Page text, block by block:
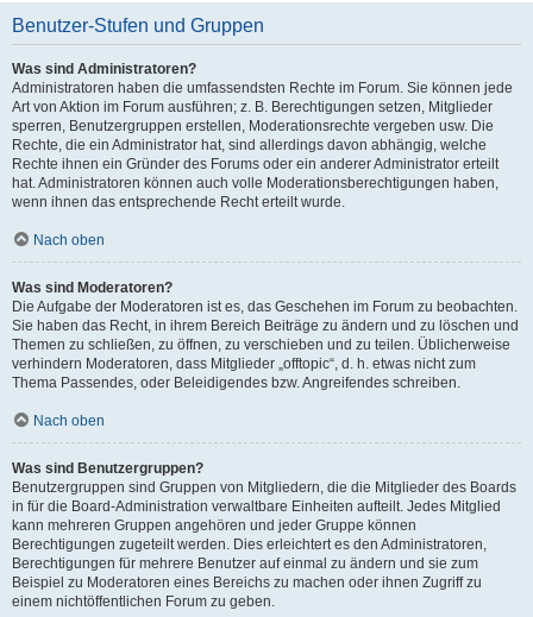
Benutzer-Stufen und Gruppen
Was sind Administratoren?
Administratoren haben die umfassendsten Rechte im Forum. Sie können jede
Art von Aktion im Forum ausführen; z. B. Berechtigungen setzen, Mitglieder
sperren, Benutzergruppen erstellen, Moderationsrechte vergeben usw. Die
Rechte, die ein Administrator hat, sind allerdings davon abhängig, welche
Rechte ihnen ein Gründer des Forums oder ein anderer Administrator erteilt
hat. Administratoren können auch volle Moderationsberechtigungen haben,
wenn ihnen das entsprechende Recht erteilt wurde.
Nach oben
Was sind Moderatoren?
Die Aufgabe der Moderatoren ist es, das Geschehen im Forum zu beobachten.
Sie haben das Recht, in ihrem Bereich Beiträge zu ändern und zu löschen und
Themen zu schließen, zu öffnen, zu verschieben und zu teilen. Üblicherweise
verhindern Moderatoren, dass Mitglieder „offtopic“, d. h. etwas nicht zum
Thema Passendes, oder Beleidigendes bzw. Angreifendes schreiben.
Nach oben
Was sind Benutzergruppen?
Benutzergruppen sind Gruppen von Mitgliedern, die die Mitglieder des Boards
in für die Board-Administration verwaltbare Einheiten aufteilt. Jedes Mitglied
kann mehreren Gruppen angehören und jeder Gruppe können
Berechtigungen zugeteilt werden. Dies erleichtert es den Administratoren,
Berechtigungen für mehrere Benutzer auf einmal zu ändern und sie zum
Beispiel zu Moderatoren eines Bereichs zu machen oder ihnen Zugriff zu
einem nichtöffentlichen Forum zu geben.